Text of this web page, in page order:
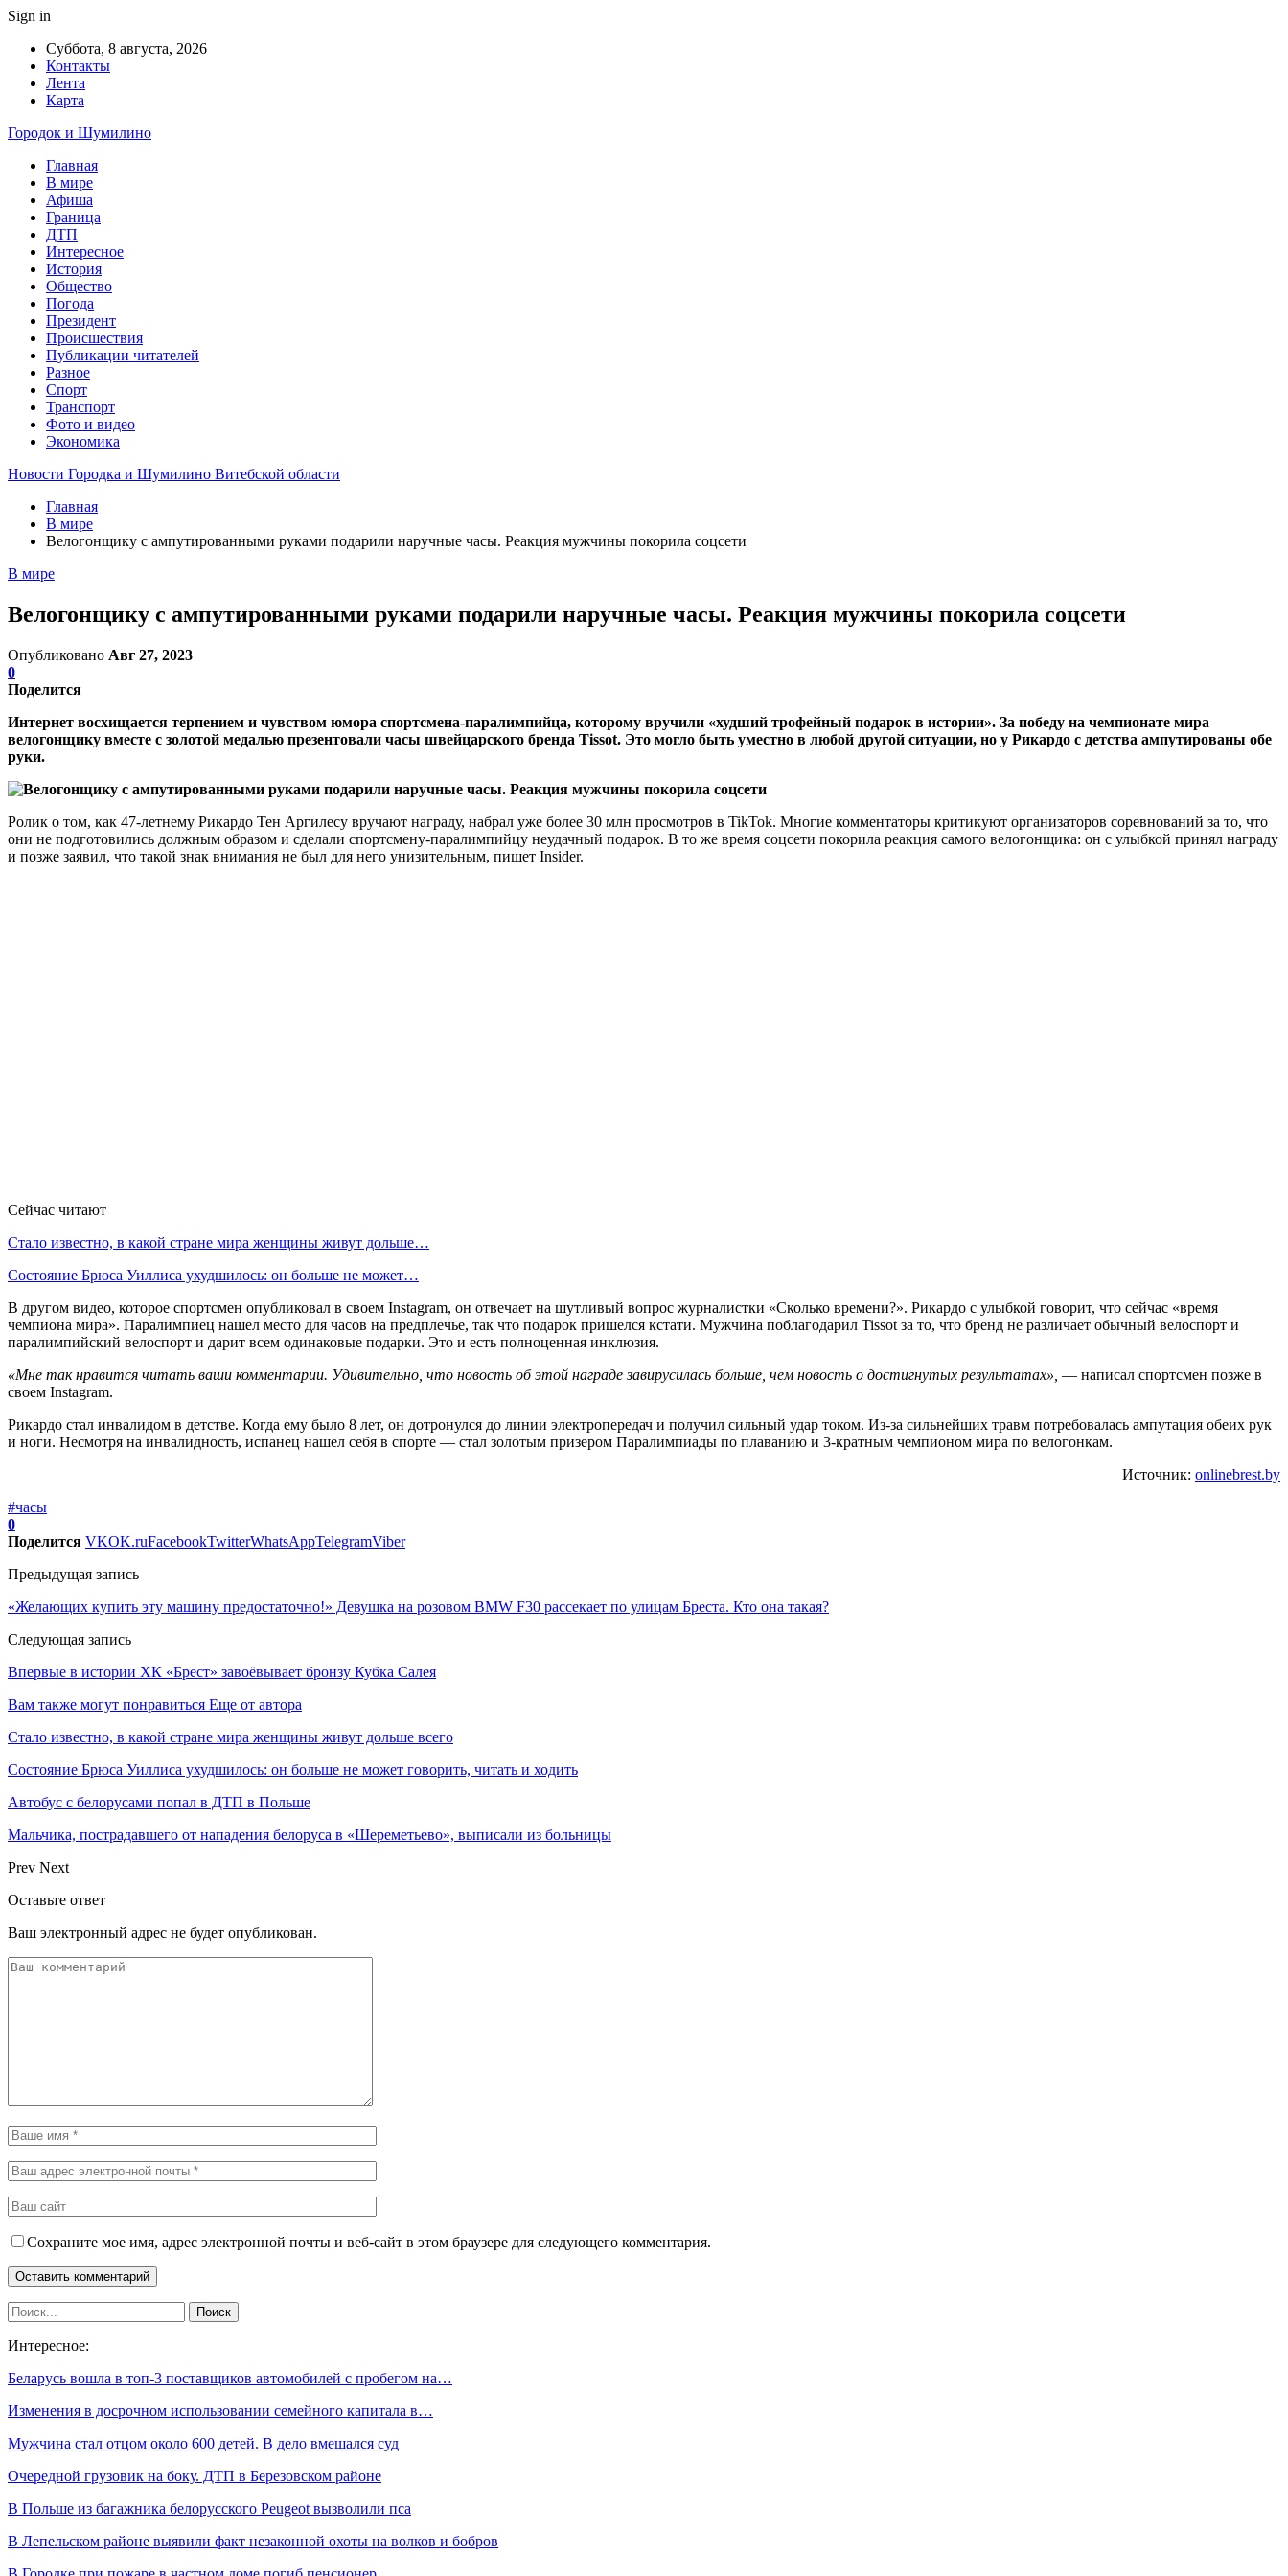
Sign in
Суббота, 8 августа, 2026
Контакты
Лента
Карта
Городок и Шумилино
Главная
В мире
Афиша
Граница
ДТП
Интересное
История
Общество
Погода
Президент
Происшествия
Публикации читателей
Разное
Спорт
Транспорт
Фото и видео
Экономика
Новости Городка и Шумилино Витебской области
Главная
В мире
Велогонщику с ампутированными руками подарили наручные часы. Реакция мужчины покорила соцсети
В мире
Велогонщику с ампутированными руками подарили наручные часы. Реакция мужчины покорила соцсети
Опубликовано Авг 27, 2023
0
Поделится
Интернет восхищается терпением и чувством юмора спортсмена-паралимпийца, которому вручили «худший трофейный подарок в истории». За победу на чемпионате мира
велогонщику вместе с золотой медалью презентовали часы швейцарского бренда Tissot. Это могло быть уместно в любой другой ситуации, но у Рикардо с детства ампутированы обе
руки.
Ролик о том, как 47-летнему Рикардо Тен Аргилесу вручают награду, набрал уже более 30 млн просмотров в TikTok. Многие комментаторы критикуют организаторов соревнований за то, что
они не подготовились должным образом и сделали спортсмену-паралимпийцу неудачный подарок. В то же время соцсети покорила реакция самого велогонщика: он с улыбкой принял награду
и позже заявил, что такой знак внимания не был для него унизительным, пишет Insider.
Сейчас читают
Стало известно, в какой стране мира женщины живут дольше…
Состояние Брюса Уиллиса ухудшилось: он больше не может…
В другом видео, которое спортсмен опубликовал в своем Instagram, он отвечает на шутливый вопрос журналистки «Сколько времени?». Рикардо с улыбкой говорит, что сейчас «время
чемпиона мира». Паралимпиец нашел место для часов на предплечье, так что подарок пришелся кстати. Мужчина поблагодарил Tissot за то, что бренд не различает обычный велоспорт и
паралимпийский велоспорт и дарит всем одинаковые подарки. Это и есть полноценная инклюзия.
«Мне так нравится читать ваши комментарии. Удивительно, что новость об этой награде завирусилась больше, чем новость о достигнутых результатах», — написал спортсмен позже в
своем Instagram.
Рикардо стал инвалидом в детстве. Когда ему было 8 лет, он дотронулся до линии электропередач и получил сильный удар током. Из-за сильнейших травм потребовалась ампутация обеих рук
и ноги. Несмотря на инвалидность, испанец нашел себя в спорте — стал золотым призером Паралимпиады по плаванию и 3-кратным чемпионом мира по велогонкам.
Источник: onlinebrest.by
#часы
0
Поделится VKOK.ruFacebookTwitterWhatsAppTelegramViber
Предыдущая запись
«Желающих купить эту машину предостаточно!» Девушка на розовом BMW F30 рассекает по улицам Бреста. Кто она такая?
Следующая запись
Впервые в истории ХК «Брест» завоёвывает бронзу Кубка Салея
Вам также могут понравиться Еще от автора
Стало известно, в какой стране мира женщины живут дольше всего
Состояние Брюса Уиллиса ухудшилось: он больше не может говорить, читать и ходить
Автобус с белорусами попал в ДТП в Польше
Мальчика, пострадавшего от нападения белоруса в «Шереметьево», выписали из больницы
Prev Next
Оставьте ответ
Ваш электронный адрес не будет опубликован.
Сохраните мое имя, адрес электронной почты и веб-сайт в этом браузере для следующего комментария.
Интересное:
Беларусь вошла в топ-3 поставщиков автомобилей с пробегом на…
Изменения в досрочном использовании семейного капитала в…
Мужчина стал отцом около 600 детей. В дело вмешался суд
Очередной грузовик на боку. ДТП в Березовском районе
В Польше из багажника белорусского Peugeot вызволили пса
В Лепельском районе выявили факт незаконной охоты на волков и бобров